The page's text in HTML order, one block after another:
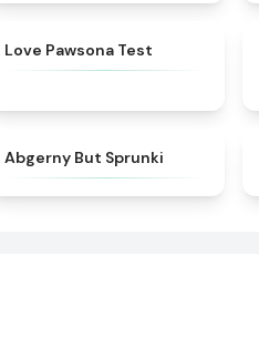
Love Pawsona Test
Abgerny But Sprunki